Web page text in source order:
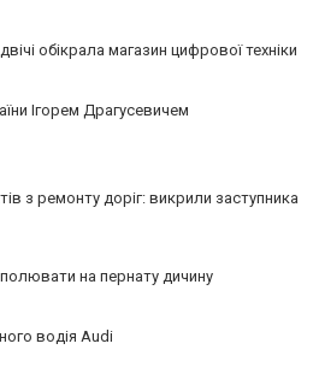
обікрала магазин цифрової техніки
Ігорем Драгусевичем
з ремонту доріг: викрили заступника
на пернату дичину
водія Audi